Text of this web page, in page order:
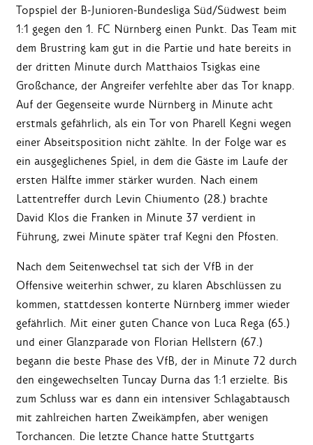
Topspiel der B-Junioren-Bundesliga Süd/Südwest beim
1:1 gegen den 1. FC Nürnberg einen Punkt. Das Team mit
dem Brustring kam gut in die Partie und hate bereits in
der dritten Minute durch Matthaios Tsigkas eine
Großchance, der Angreifer verfehlte aber das Tor knapp.
Auf der Gegenseite wurde Nürnberg in Minute acht
erstmals gefährlich, als ein Tor von Pharell Kegni wegen
einer Abseitsposition nicht zählte. In der Folge war es
ein ausgeglichenes Spiel, in dem die Gäste im Laufe der
ersten Hälfte immer stärker wurden. Nach einem
Lattentreffer durch Levin Chiumento (28.) brachte
David Klos die Franken in Minute 37 verdient in
Führung, zwei Minute später traf Kegni den Pfosten.
Nach dem Seitenwechsel tat sich der VfB in der
Offensive weiterhin schwer, zu klaren Abschlüssen zu
kommen, stattdessen konterte Nürnberg immer wieder
gefährlich. Mit einer guten Chance von Luca Rega (65.)
und einer Glanzparade von Florian Hellstern (67.)
begann die beste Phase des VfB, der in Minute 72 durch
den eingewechselten Tuncay Durna das 1:1 erzielte. Bis
zum Schluss war es dann ein intensiver Schlagabtausch
mit zahlreichen harten Zweikämpfen, aber wenigen
Torchancen. Die letzte Chance hatte Stuttgarts